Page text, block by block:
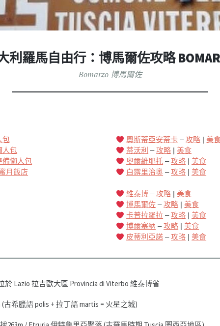
利羅馬自由行：博馬爾佐攻略
Bomarzo 博馬爾佐
包
人包
備懶人包
月飯店
奧斯蒂亞安蒂卡 –攻略 |美
蒂沃利 –攻略 |美食
奧爾維耶托 –攻略 |美食
白露里治奧 –攻略 |美食
維泰博 –攻略 |美食
博馬爾佐 –攻略 |美食
卡普拉羅拉 –攻略 |美食
博爾塞納 –攻略 |美食
皮蒂利亞諾 –攻略 |美食
於 Lazio 拉吉歐大區 Provincia di Viterbo 維泰博省
希臘語 polis + 拉丁語 martis = 火星之城)